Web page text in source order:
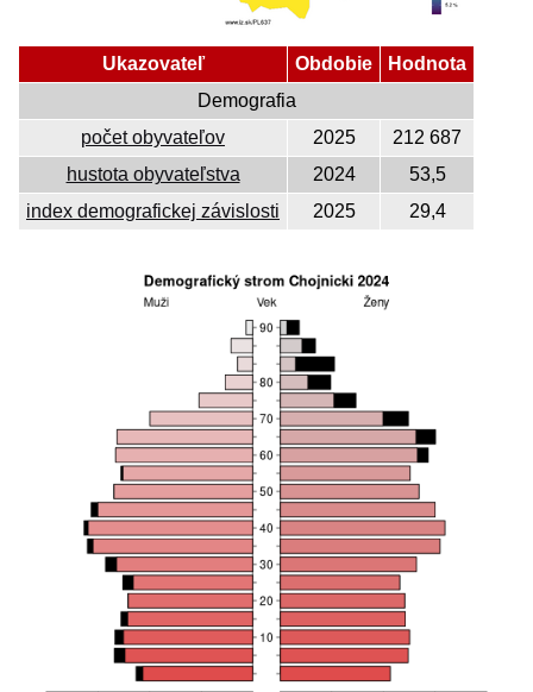
Ukazovateľ Obdobie
Hodnota
Demografia
počet obyvateľov
2025
212 687
hustota obyvateľstva
2024
53,5
index demografickej závislosti
2025 29,4